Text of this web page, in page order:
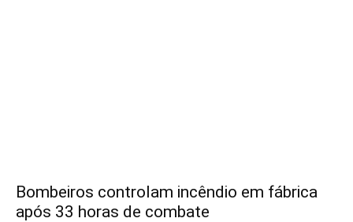
Bombeiros controlam incêndio em fábrica
após 33 horas de combate